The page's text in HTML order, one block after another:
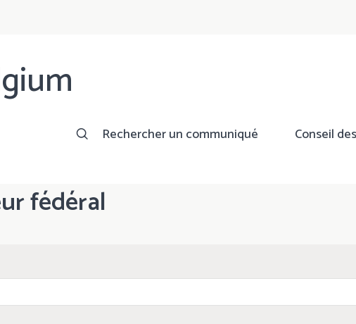
Rechercher un communiqué Conseil
fédéral